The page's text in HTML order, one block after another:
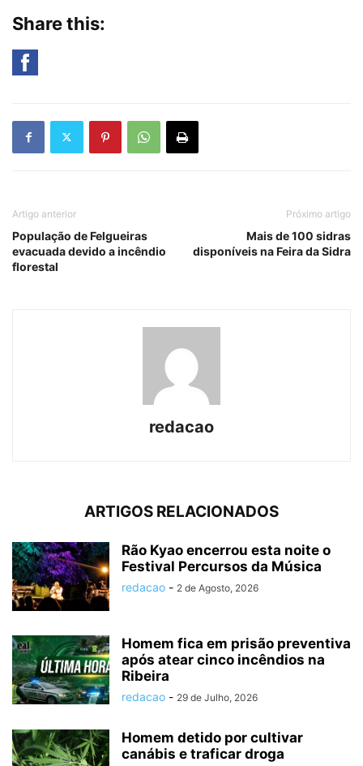
Share this:
Artigo anterior
População de Felgueiras
evacuada devido a incêndio
florestal
Próximo artigo
Mais de 100 sidras
disponíveis na Feira da Sidra
redacao
ARTIGOS RELACIONADOS
Rão Kyao encerrou esta noite o
Festival Percursos da Música
redacao - 2 de Agosto, 2026
Homem fica em prisão preventiva
após atear cinco incêndios na
Ribeira
redacao - 29 de Julho, 2026
Homem detido por cultivar
canábis e traficar droga